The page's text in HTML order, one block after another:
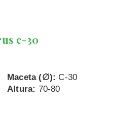
c-30
Maceta (∅): C-30
Altura: 70-80